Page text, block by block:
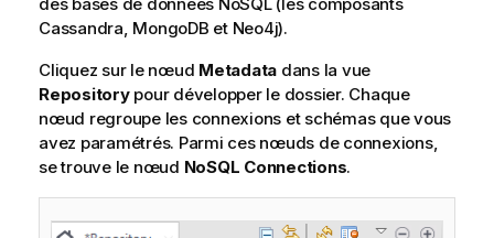
Cassandra, MongoDB et Neo4j).
Cliquez sur le nœud Metadata dans la vue
Repositorypour développer le dossier. Chaque
nœud regroupe les connexions et schémas que vous
avez paramétrés. Parmi ces nœuds de connexions,
se trouve le nœud NoSQL Connections.